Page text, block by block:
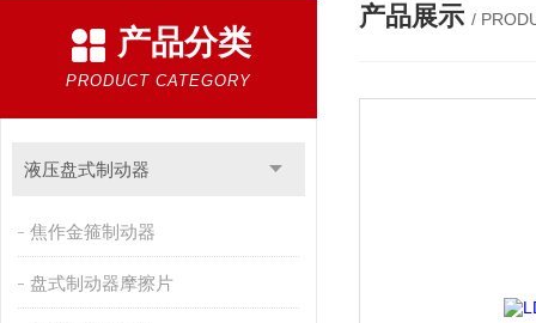
产品分类
PRODUCT CATEGORY
液压盘式制动器
焦作金箍制动器
盘式制动器摩擦片
产品展示 /